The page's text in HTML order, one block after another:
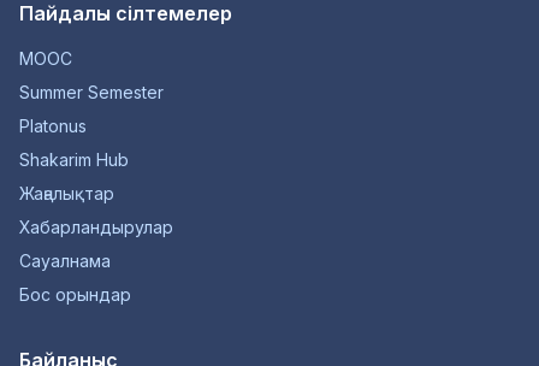
Пайдалы сілтемелер
MOOC
Summer Semester
Platonus
Shakarim Hub
Жаңалықтар
Хабарландырулар
Сауалнама
Бос орындар
Байланыс